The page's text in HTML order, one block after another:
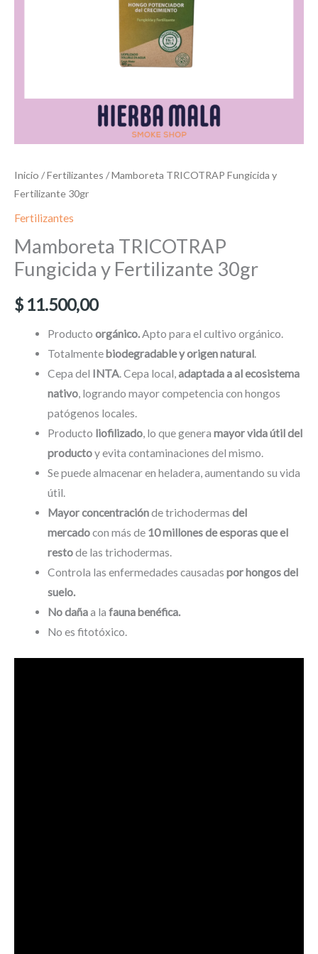
Inicio /Fertilizantes / Mamboreta TRICOTRAP Fungicida y
Fertilizante 30gr
Fertilizantes
Mamboreta TRICOTRAP
Fungicida y Fertilizante 30gr
$ 11.500,00
Producto orgánico.Apto para el cultivo orgánico.
Totalmentebiodegradable y origen natural.
Cepa del INTA. Cepa local,adaptada a al ecosistema
nativo, logrando mayor competencia con hongos
patógenos locales.
Producto liofilizado, lo que genera mayor vida útil del
productoy evita contaminaciones del mismo.
Se puede almacenar en heladera, aumentando su vida
útil.
Mayor concentraciónde trichodermas del
mercadocon más de 10 millones de esporas que el
restode las trichodermas.
Controla las enfermedades causadas por hongos del
suelo.
No dañaa la fauna benéfica.
No es fitotóxico.